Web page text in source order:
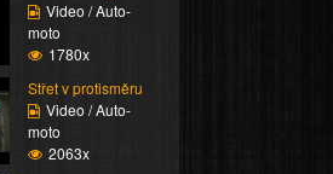
Video / Auto-
moto
1780x
Střet v protisměru
Video / Auto-
moto
2063x